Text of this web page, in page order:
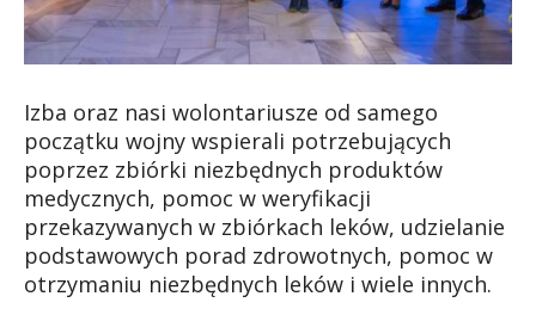
Izba oraz nasi wolontariusze od samego
początku wojny wspierali potrzebujących
poprzez zbiórki niezbędnych produktów
medycznych, pomoc w weryfikacji
przekazywanych w zbiórkach leków, udzielanie
podstawowych porad zdrowotnych, pomoc w
otrzymaniu niezbędnych leków i wiele innych.